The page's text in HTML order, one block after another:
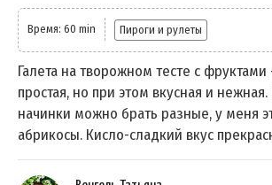
Время: 60 min Пироги и рулеты
Галета на творожном тесте с
простая, но при этом вкусная и
начинки можно брать разные, у меня
абрикосы. Кисло-сладкий вкус